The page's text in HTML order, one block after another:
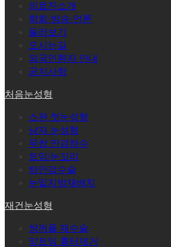
의료진소개
학회·방송·언론
둘러보기
오시는길
외국인환자 안내
공지사항
처음눈성형
스완 첫눈성형
남자 눈성형
무쌍 안검하수
트임/눈꼬리
하안검수술
눈밑지방재배치
재건눈성형
쌍꺼풀 재수술
앞트임 흉터제거